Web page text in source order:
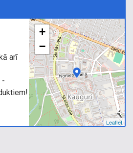
arī
-
+
−
Leaflet